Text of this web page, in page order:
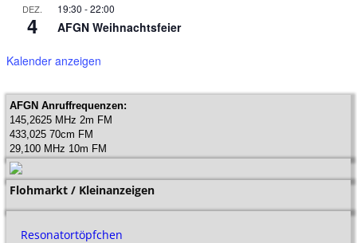
DEZ.
4
19:30 -22:00
AFGN Weihnachtsfeier
Kalender anzeigen
AFGN Anruffrequenzen:
145,2625 MHz 2m FM
433,025 70cm FM
29,100 MHz 10m FM
Flohmarkt / Kleinanzeigen
Resonatortöpfchen